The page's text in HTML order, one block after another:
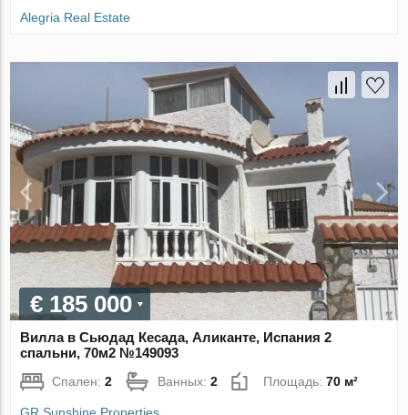
Alegria Real Estate
€ 185 000
Вилла в Сьюдад Кесада, Аликанте, Испания 2
спальни, 70м2 №149093
Спален:2 Ванных:2 Площадь:70 м²
GR Sunshine Properties